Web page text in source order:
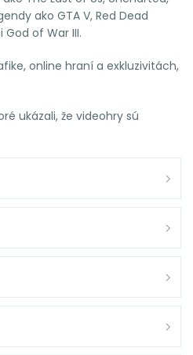
ako GTA V, Red Dead
of War III.
online hraní a exkluzivitách,
ukázali, že videohry sú